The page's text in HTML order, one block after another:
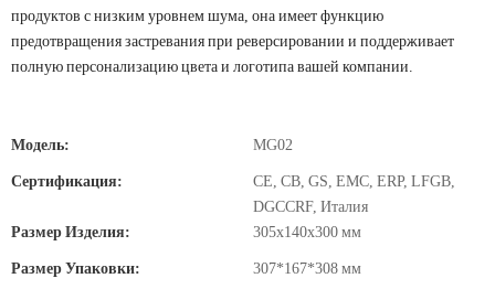
продуктов с низким уровнем шума, она имеет функцию
предотвращения застревания при реверсировании и поддерживает
полную персонализацию цвета и логотипа вашей компании.
Модель: MG02
Сертификация:
CE, CB, GS, EMC, ERP, LFGB,
DGCCRF, Италия
Размер Изделия:
305x140x300 мм
Размер Упаковки: 307*167*308 мм